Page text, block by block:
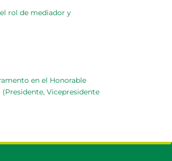
rol de mediador y
en el Honorable
Vicepresidente